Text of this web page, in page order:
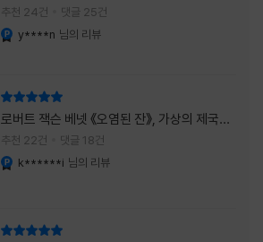
댓글로 인해 카메라 앞에 설 수 없게 된 요리 유
튜버
역사가 되었나>
추천 24건 댓글 25건
y****n 님의 리뷰
로버트 잭슨 베넷 《오염된 잔》, 가상의 제국이
주는 실감과 미스터리 사건의 치밀함이 이루어
내는 최상의 시너지...
추천 22건 댓글 18건
k******i 님의 리뷰